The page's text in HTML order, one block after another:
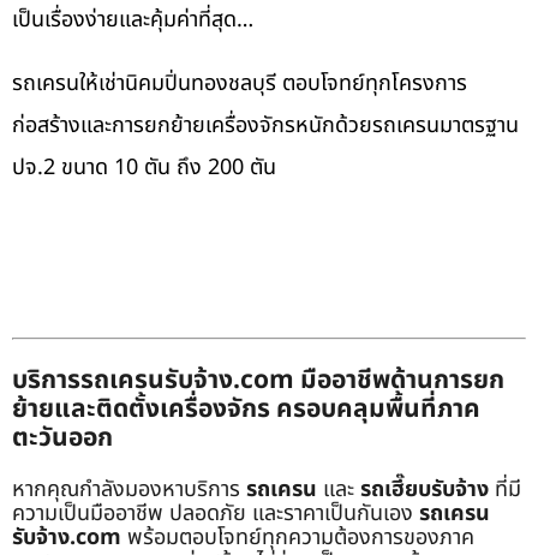
เป็นเรื่องง่ายและคุ้มค่าที่สุด…
รถเครนให้เช่านิคมปิ่นทองชลบุรี ตอบโจทย์ทุกโครงการ
ก่อสร้างและการยกย้ายเครื่องจักรหนักด้วยรถเครนมาตรฐาน
ปจ.2 ขนาด 10 ตัน ถึง 200 ตัน
บริการรถเครนรับจ้าง.com มืออาชีพด้านการยก
ย้ายและติดตั้งเครื่องจักร ครอบคลุมพื้นที่ภาค
ตะวันออก
หากคุณกำลังมองหาบริการ รถเครน และรถเฮี๊ยบรับจ้าง ที่มี
ความเป็นมืออาชีพ ปลอดภัย และราคาเป็นกันเอง รถเครน
รับจ้าง.com พร้อมตอบโจทย์ทุกความต้องการของภาค